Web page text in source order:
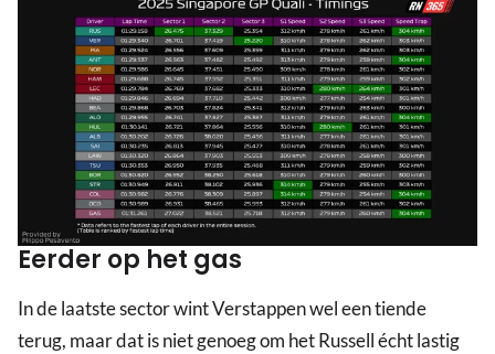
Eerder op het gas
In de laatste sector wint Verstappen wel een tiende
terug, maar dat is niet genoeg om het Russell écht lastig